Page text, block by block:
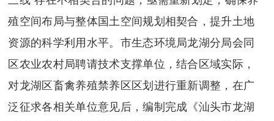
殖空间布局与整体国土空间规划相契合，提升土地
资源的科学利用水平。市生态环境局龙湖分局会同
区农业农村局聘请技术支撑单位，结合区域实际，
对龙湖区畜禽养殖禁养区区划进行重新调整，在广
泛征求各相关单位意见后，编制完成《汕头市龙湖